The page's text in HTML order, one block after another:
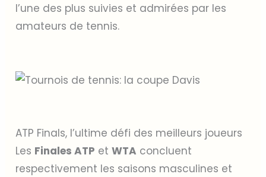
l’une des plus suivies et admirées par les
amateurs de tennis.
ATP Finals, l’ultime défi des meilleurs joueurs
Les Finales ATP etWTA concluent
respectivement les saisons masculines et